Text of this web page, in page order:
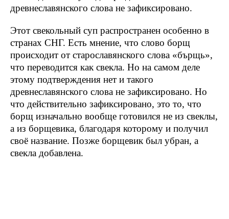
Этот свекольный суп распространен особенно в
странах СНГ. Есть мнение, что слово борщ
происходит от старославянского слова «бърщь»,
что переводится как свекла. Но на самом деле
этому подтверждения нет и такого
древнеславянского слова не зафиксировано. Но
что действительно зафиксировано, это то, что
борщ изначально вообще готовился не из свеклы,
а из борщевика, благодаря которому и получил
своё название. Позже борщевик был убран, а
свекла добавлена.